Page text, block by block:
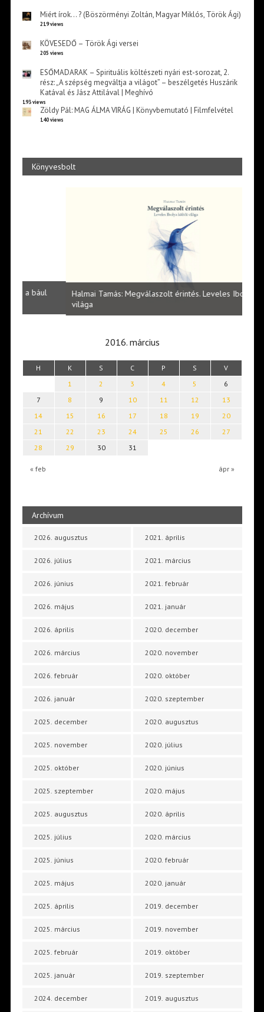
Miért írok… ? (Böszörményi Zoltán, Magyar Miklós, Török Ági)
219 views
KÖVESEDŐ – Török Ági versei
205 views
ESŐMADARAK – Spirituális költészeti nyári est-sorozat, 2.
rész: „A szépség megváltja a világot” – beszélgetés Huszárik
Katával és Jász Attilával | Meghívó
193 views
Zöldy Pál: MAG ÁLMA VIRÁG | Könyvbemutató | Filmfelvétel
140 views
Könyvesbolt
Halmai Tamás: Megválaszolt érintés. Leveles Ibolya költői
2016. március
H K S C P S V
« feb ápr »
1 2 3 4 5
6
7
8 9 10 11 12
13
14
15 16 17 18 19
20
21
22 23 24 25 26
27
28
29 30 31
Archívum
2026. augusztus
2026. július
2026. június
2026. május
2026. április
2026. március
2026. február
2026. január
2025. december
2025. november
2025. október
2025. szeptember
2025. augusztus
2025. július
2025. június
2025. május
2025. április
2025. március
2025. február
2025. január
2024. december
2021. április
2021. március
2021. február
2021. január
2020. december
2020. november
2020. október
2020. szeptember
2020. augusztus
2020. július
2020. június
2020. május
2020. április
2020. március
2020. február
2020. január
2019. december
2019. november
2019. október
2019. szeptember
2019. augusztus